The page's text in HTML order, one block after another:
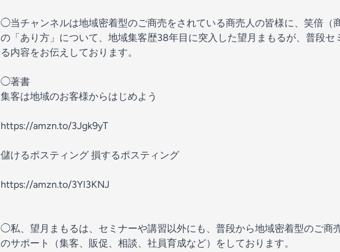
◯当チャンネルは地域密着型のご商売をされている商売人の皆様に、笑倍（
の「あり方」について、地域集客歴38年目に突入した望月まもるが、普段セ
る内容をお伝えしております。
◯著書
集客は地域のお客様からはじめよう
https://amzn.to/3Jgk9yT
儲けるポスティング 損するポスティング
https://amzn.to/3Yl3KNJ
◯私、望月まもるは、セミナーや講習以外にも、普段から地域密着型のご商
のサポート（集客、販促、相談、社員育成など）をしております。